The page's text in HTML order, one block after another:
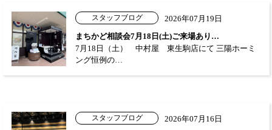
スタッフブログ
2026年07月19日
まちかど相談会7月18日(土)ご来場あり…
7月18日（土） 中村屋 東生駒店にて 三陽ホーミ
ング恒例の…
スタッフブログ
2026年07月16日